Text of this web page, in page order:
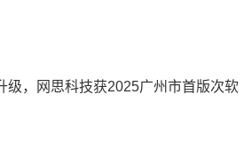
级，网思科技获2025广州市首版次软